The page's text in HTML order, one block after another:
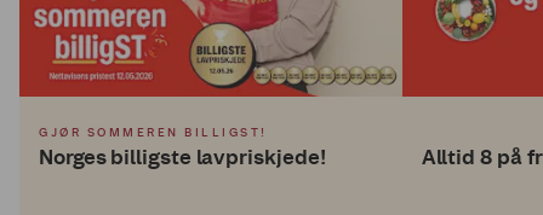
GJØR SOMMEREN BILLIGST!
Norges billigste lavpriskjede! Alltid 8 på